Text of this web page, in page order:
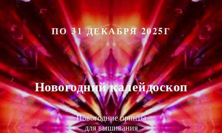
ПО 31 ДЕКАБРЯ 2025Г
Новогодний калейдоскоп
Новогодние принты
для вышивания